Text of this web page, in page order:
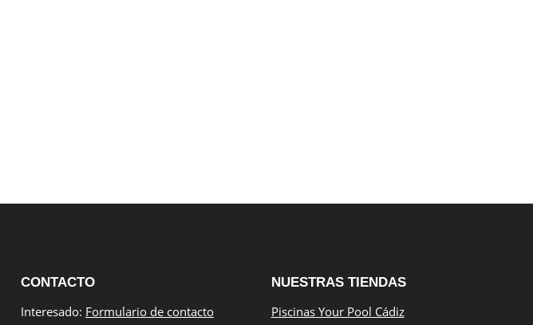
CONTACTO
Interesado: Formulario de contacto
NUESTRAS TIENDAS
Piscinas Your Pool Cádiz